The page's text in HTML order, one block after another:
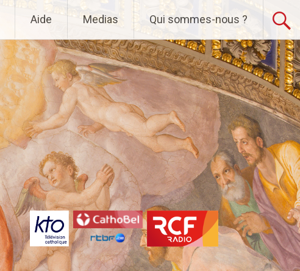
Aide Medias Qui sommes-nous ?